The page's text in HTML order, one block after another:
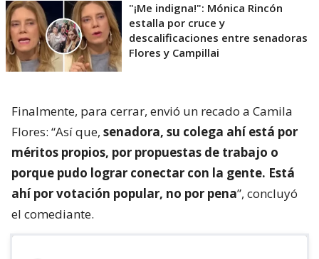
"¡Me indigna!": Mónica Rincón
estalla por cruce y
descalificaciones entre senadoras
Flores y Campillai
Finalmente, para cerrar, envió un recado a Camila
Flores: “Así que, senadora, su colega ahí está por
méritos propios, por propuestas de trabajo o
porque pudo lograr conectar con la gente. Está
ahí por votación popular, no por pena”, concluyó
el comediante.